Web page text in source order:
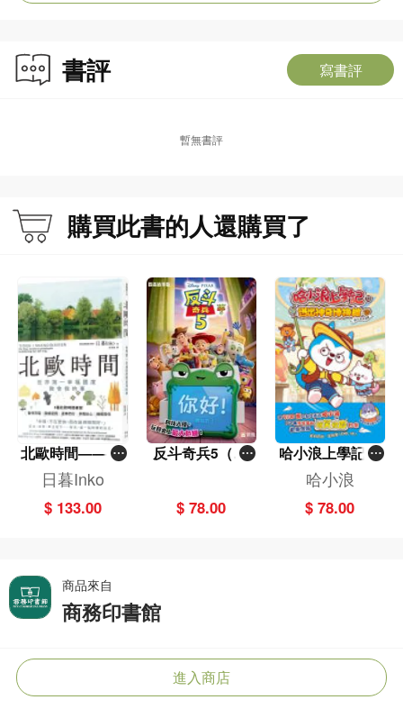
書評 寫書評
暫無書評
購買此書的人還購買了
北歐時間——世
界第一幸福國度
教會我的事
日暮Inko
$ 133.00
反斗奇兵5（圖
$ 78.00
哈小浪上學記(1
3)——逃出神奇
博物館
哈小浪
$ 78.00
商品來自
商務印書館
進入商店